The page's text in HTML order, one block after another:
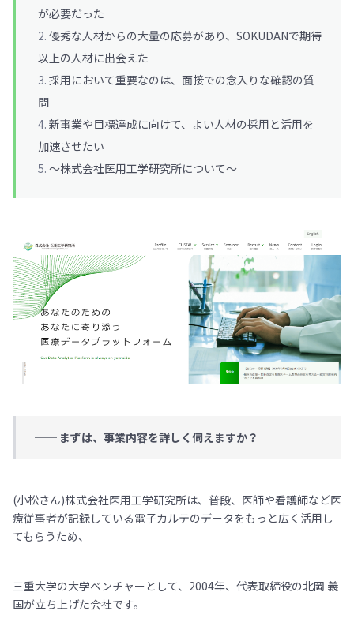
が必要だった
優秀な人材からの大量の応募があり、SOKUDANで期待
以上の人材に出会えた
採用において重要なのは、面接での念入りな確認の質
問
新事業や目標達成に向けて、よい人材の採用と活用を
加速させたい
〜株式会社医用工学研究所について〜
── まずは、事業内容を詳しく伺えますか？
(小松さん)株式会社医用工学研究所は、普段、医師や看護師など医
療従事者が記録している電子カルテのデータをもっと広く活用し
てもらうため、
三重大学の大学ベンチャーとして、2004年、代表取締役の北岡 義
国が立ち上げた会社です。